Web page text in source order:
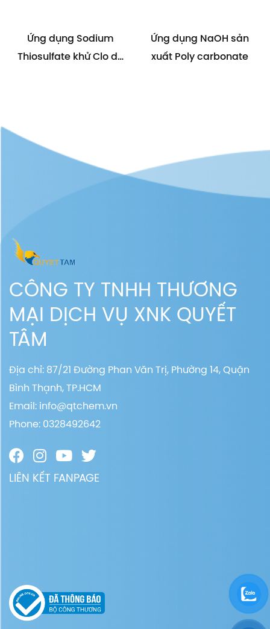
Ứng dụng Sodium
Thiosulfate khử Clo dư
Ứng dụng NaOH sản
xuất Poly carbonate
CÔNG TY TNHH THƯƠNG
MẠI DỊCH VỤ XNK QUYẾT
TÂM
Địa chỉ: 87/21 Đường Phan Văn Trị, Phường 14, Quận
Bình Thạnh, TP.HCM
Email: info@qtchem.vn
Phone: 0328492642
LIÊN KẾT FANPAGE